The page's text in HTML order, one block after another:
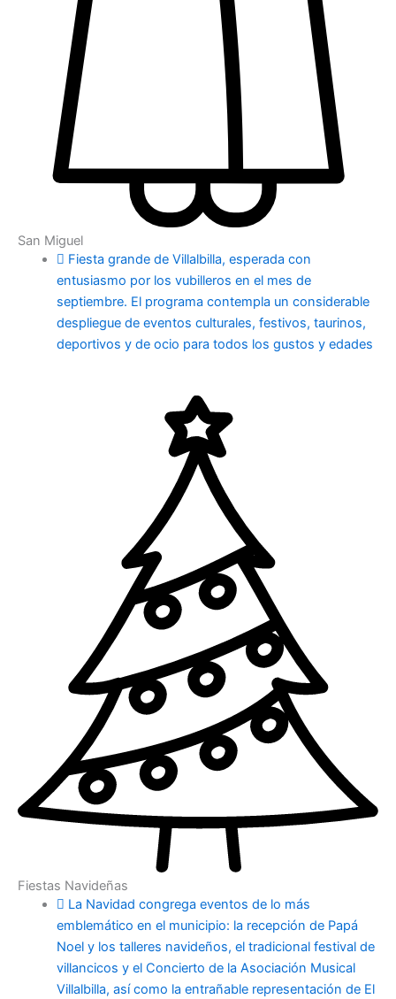
San Miguel
Fiesta grande de Villalbilla, esperada con
entusiasmo por los vubilleros en el mes de
septiembre. El programa contempla un considerable
despliegue de eventos culturales, festivos, taurinos,
deportivos y de ocio para todos los gustos y edades
Fiestas Navideñas
La Navidad congrega eventos de lo más
emblemático en el municipio: la recepción de Papá
Noel y los talleres navideños, el tradicional festival de
villancicos y el Concierto de la Asociación Musical
Villalbilla, así como la entrañable representación de El